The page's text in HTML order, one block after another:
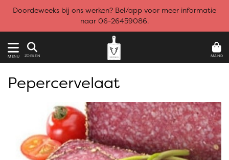
Doordeweeks bij ons werken? Bel/app voor meer informatie
naar 06-26459086.
MENU ZOEKEN MAND
Pepercervelaat